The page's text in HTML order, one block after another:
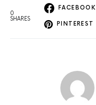
0
SHARES
FACEBOOK
PINTEREST